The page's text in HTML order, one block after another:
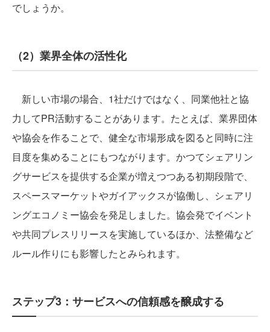
でしょうか。
（2）業界全体の活性化
新しい市場の場合、1社だけではなく、同業他社と協
力してPR活動することがあります。たとえば、業界団体
や協会を作ることで、健全な市場形成を図ると同時に注
目度を集めることにもつながります。かつてシェアリン
グサービスを提供する企業が増えつつある初期段階で、
スペースマーケットやガイアックスが協働し、シェアリ
ングエコノミー協会を発足しました。協会発でイベント
や共同プレスリリースを実施しているほか、法整備など
ルール作りにも影響したとみられます。
ステップ3：サービスへの信頼感を醸成する